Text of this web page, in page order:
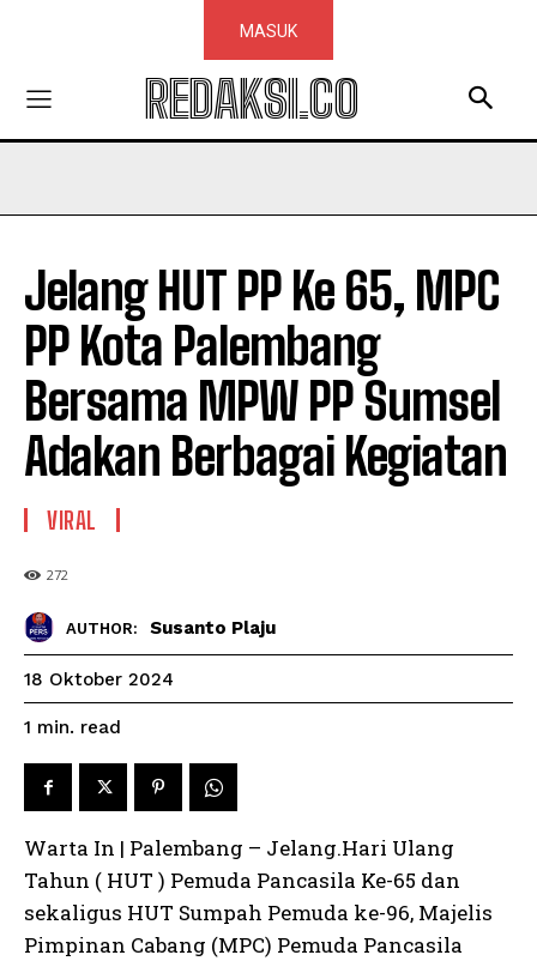
MASUK
REDAKSI.CO
Jelang HUT PP Ke 65, MPC
PP Kota Palembang
Bersama MPW PP Sumsel
Adakan Berbagai Kegiatan
VIRAL
272
AUTHOR: Susanto Plaju
18 Oktober 2024
1 min. read
Warta In | Palembang – Jelang.Hari Ulang
Tahun ( HUT ) Pemuda Pancasila Ke-65 dan
sekaligus HUT Sumpah Pemuda ke-96, Majelis
Pimpinan Cabang (MPC) Pemuda Pancasila